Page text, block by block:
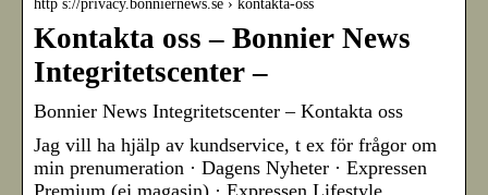
http s://privacy.bonniernews.se › kontakta-oss
Kontakta oss – Bonnier News
Integritetscenter –
Bonnier News Integritetscenter – Kontakta oss
Jag vill ha hjälp av kundservice, t ex för frågor om
min prenumeration · Dagens Nyheter · Expressen